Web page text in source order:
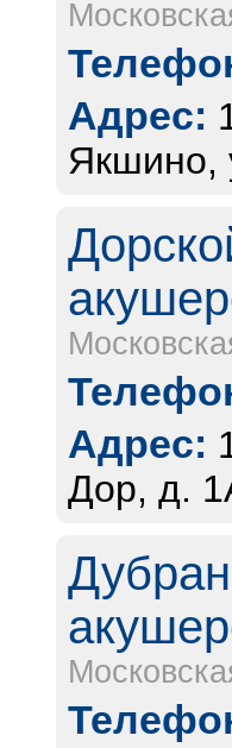
Адрес:
Якшино,
Адрес:
Дор, д.